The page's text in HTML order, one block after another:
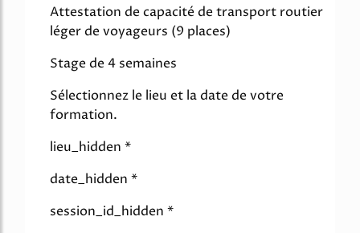
Attestation de capacité de transport routier
léger de voyageurs (9 places)
Stage de 4 semaines
Sélectionnez le lieu et la date de votre
formation.
lieu_hidden *
date_hidden *
session_id_hidden *